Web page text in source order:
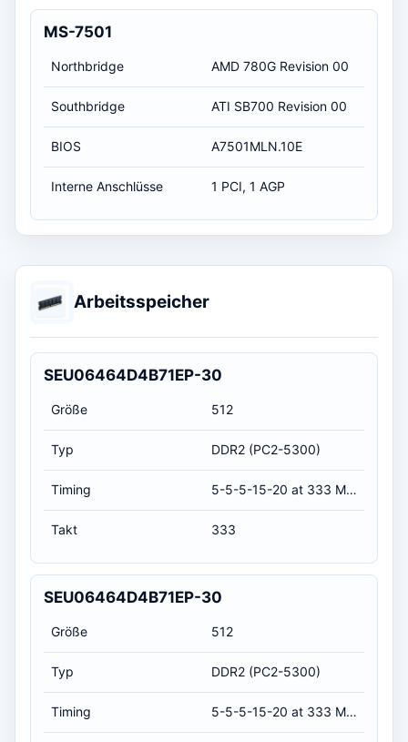
MS-7501
Northbridge AMD 780G Revision 00
Southbridge ATI SB700 Revision 00
BIOS A7501MLN.10E
Interne Anschlüsse 1 PCI, 1 AGP
Arbeitsspeicher
SEU06464D4B71EP-30
Größe 512
Typ DDR2 (PC2-5300)
Timing 5-5-5-15-20 at 333 MHz, at 1.8 volts (CL-RCD-RP-RAS-RC)
Takt 333
SEU06464D4B71EP-30
Größe 512
Typ DDR2 (PC2-5300)
Timing 5-5-5-15-20 at 333 MHz, at 1.8 volts (CL-RCD-RP-RAS-RC)